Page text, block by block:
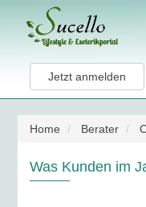
Jetzt anmelden
Home Berater
Was Kunden im